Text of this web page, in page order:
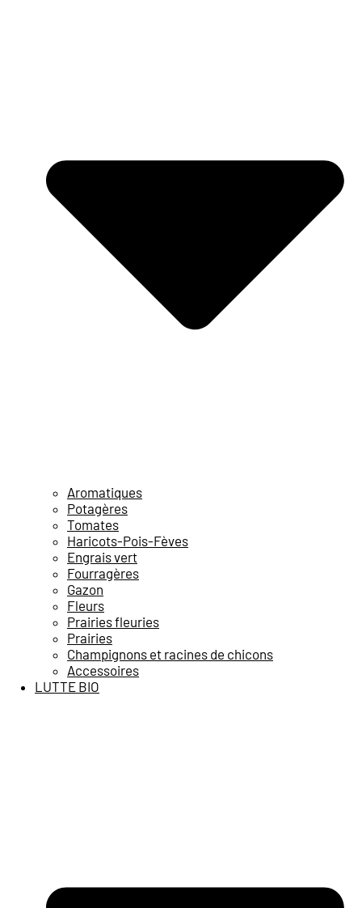
Aromatiques
Potagères
Tomates
Haricots-Pois-Fèves
Engrais vert
Fourragères
Gazon
Fleurs
Prairies fleuries
Prairies
Champignons et racines de chicons
Accessoires
LUTTE BIO